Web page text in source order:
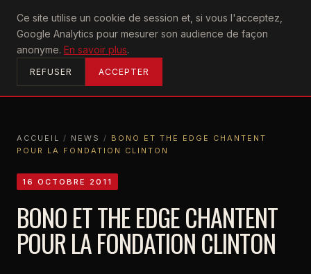
Ce site utilise un cookie de session et, si vous l'acceptez,
Google Analytics pour mesurer son audience de façon
anonyme. En savoir plus.
REFUSER ACCEPTER
U2achtung
ACCUEIL
ACCUEIL / NEWS / BONO ET THE EDGE CHANTENT
POUR LA FONDATION CLINTON
16 OCTOBRE 2011
BONO ET THE EDGE CHANTENT
POUR LA FONDATION CLINTON